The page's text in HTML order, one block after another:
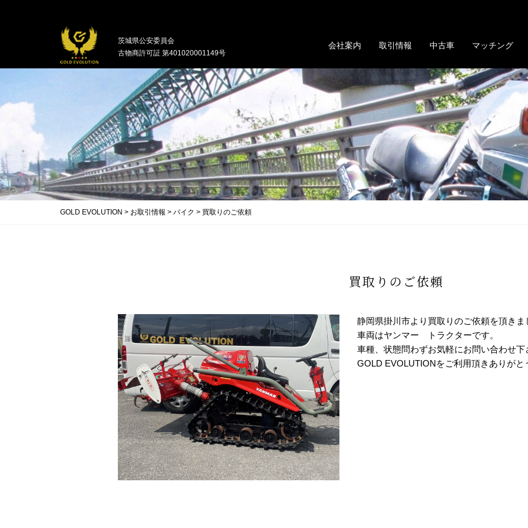
茨城県公安委員会
古物商許可証 第401020001149号
会社案内 取引情報 中古車 マッチング
GOLD EVOLUTION > お取引情報 > バイク > 買取りのご依頼
買取りのご依頼
静岡県掛川市より買取りのご依頼を頂きま
車両はヤンマー トラクターです。
車種、状態問わずお気軽にお問い合わせ下
GOLD EVOLUTIONをご利用頂きありがと